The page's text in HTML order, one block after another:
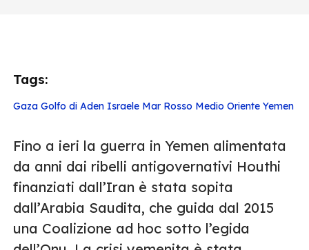
Tags:
Gaza Golfo di Aden Israele Mar Rosso Medio Oriente Yemen
Fino a ieri la guerra in Yemen alimentata
da anni dai ribelli antigovernativi Houthi
finanziati dall’Iran è stata sopita
dall’Arabia Saudita, che guida dal 2015
una Coalizione ad hoc sotto l’egida